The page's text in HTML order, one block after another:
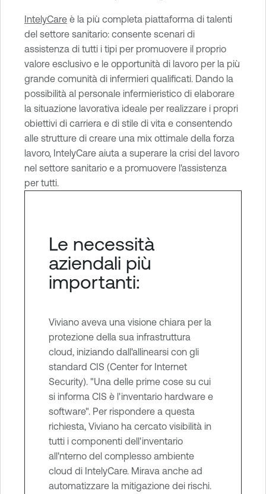
IntelyCare è la più completa piattaforma di talenti
del settore sanitario: consente scenari di
assistenza di tutti i tipi per promuovere il proprio
valore esclusivo e le opportunità di lavoro per la più
grande comunità di infermieri qualificati. Dando la
possibilità al personale infermieristico di elaborare
la situazione lavorativa ideale per realizzare i propri
obiettivi di carriera e di stile di vita e consentendo
alle strutture di creare una mix ottimale della forza
lavoro, IntelyCare aiuta a superare la crisi del lavoro
nel settore sanitario e a promuovere l'assistenza
per tutti.
Le necessità
aziendali più
importanti:
Viviano aveva una visione chiara per la
protezione della sua infrastruttura
cloud, iniziando dall'allinearsi con gli
standard CIS (Center for Internet
Security). "Una delle prime cose su cui
si informa CIS è l'inventario hardware e
software". Per rispondere a questa
richiesta, Viviano ha cercato visibilità in
tutti i componenti dell'inventario
all'nterno del complesso ambiente
cloud di IntelyCare. Mirava anche ad
automatizzare la mitigazione dei rischi.
e
C
l
o
u
d
S
e
c
u
r
i